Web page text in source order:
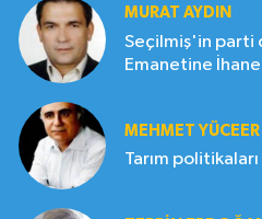
MURAT AYDIN
Seçilmiş'in parti
Emanetine
MEHMET YÜCEER
Tarım politikaları